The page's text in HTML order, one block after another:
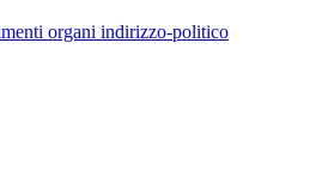
organi indirizzo-politico